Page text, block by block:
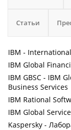
Статьи
IBM -
IBM Global
IBM GBSC - IBM
Business Services
IBM Rational
IBM Global
Kaspersky -